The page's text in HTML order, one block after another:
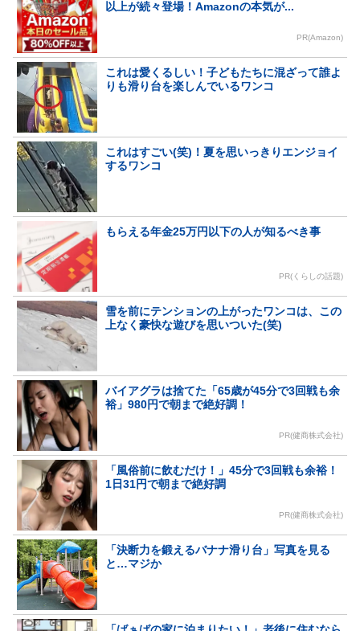
以上が続々登場！Amazonの本気が...
PR(Amazon)
これは愛くるしい！子どもたちに混ざって誰よ
りも滑り台を楽しんでいるワンコ
これはすごい(笑)！夏を思いっきりエンジョイ
するワンコ
もらえる年金25万円以下の人が知るべき事
PR(くらしの話題)
雪を前にテンションの上がったワンコは、この
上なく豪快な遊びを思いついた(笑)
バイアグラは捨てた「65歳が45分で3回戦も余
裕」980円で朝まで絶好調！
PR(健商株式会社)
「風俗前に飲むだけ！」45分で3回戦も余裕！
1日31円で朝まで絶好調
PR(健商株式会社)
「決断力を鍛えるバナナ滑り台」写真を見る
と…マジか